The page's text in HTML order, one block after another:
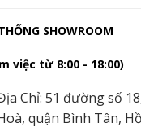
SHOWROOM
việc từ 8:00 - 18:00)
Chỉ: 51 đường số
quận Bình Tân,